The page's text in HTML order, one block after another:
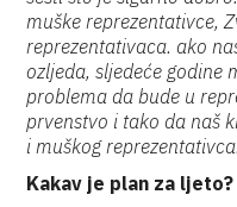
muške reprezentativce,
reprezentativaca. ako
ozljeda, sljedeće godine
problema da bude u
prvenstvo i tako da naš
i muškog reprezentativca.
Kakav je plan za ljeto?